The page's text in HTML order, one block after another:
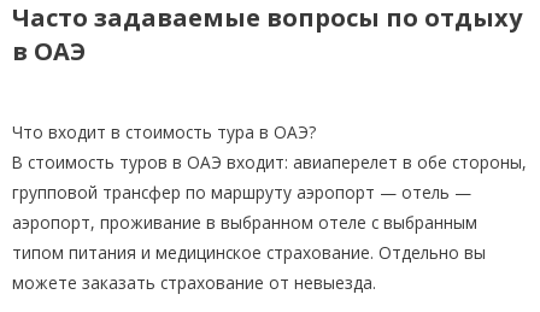
Часто задаваемые вопросы по отдыху
в ОАЭ
Что входит в стоимость тура в ОАЭ?
В стоимость туров в ОАЭ входит: авиаперелет в обе стороны,
групповой трансфер по маршруту аэропорт — отель —
аэропорт, проживание в выбранном отеле с выбранным
типом питания и медицинское страхование. Отдельно вы
можете заказать страхование от невыезда.